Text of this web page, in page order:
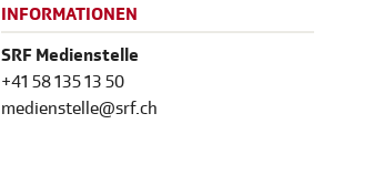
INFORMATIONEN
SRF Medienstelle
+41 58 135 13 50
medienstelle@srf.ch